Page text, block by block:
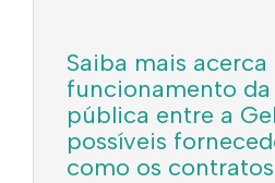
Saiba mais acerca
funcionamento
pública entre a
possíveis
como os